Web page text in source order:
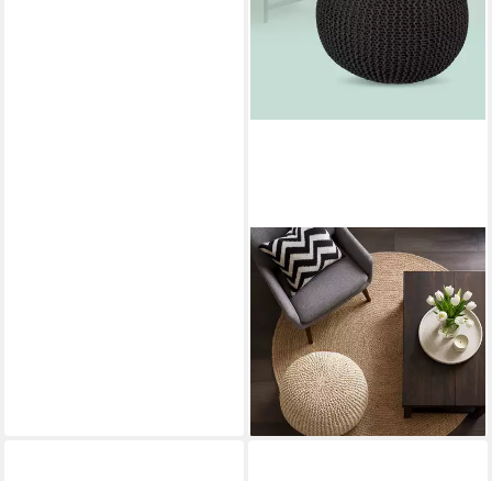
RELAXDAYS
Pouf Gestrickter Pouf,
Dunkelgrau
44,99 € UVP69,99 €
-36%
lieferbar - in 2-3 Werktagen bei dir